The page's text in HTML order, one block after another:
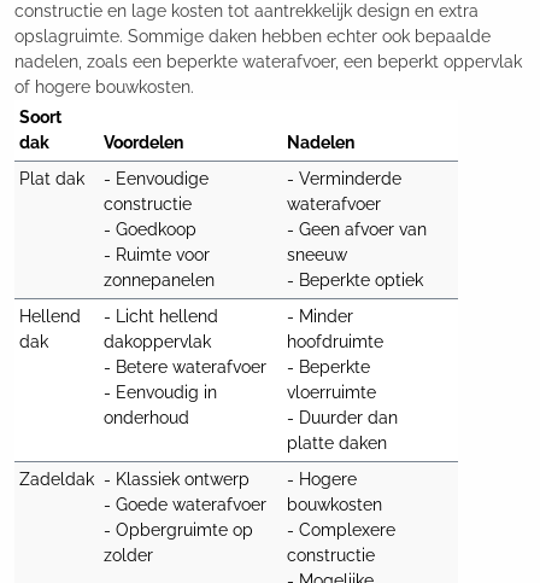
constructie en lage kosten tot aantrekkelijk design en extra
opslagruimte. Sommige daken hebben echter ook bepaalde
nadelen, zoals een beperkte waterafvoer, een beperkt oppervlak
of hogere bouwkosten.
Soort
dak
Voordelen
Nadelen
Plat dak
- Eenvoudige
constructie
- Goedkoop
- Ruimte voor
zonnepanelen
- Verminderde
waterafvoer
- Geen afvoer van
sneeuw
- Beperkte optiek
Hellend
dak
- Licht hellend
dakoppervlak
- Betere waterafvoer
- Eenvoudig in
onderhoud
- Minder
hoofdruimte
- Beperkte
vloerruimte
- Duurder dan
platte daken
Zadeldak - Klassiek ontwerp
- Goede waterafvoer
- Opbergruimte op
zolder
- Hogere
bouwkosten
- Complexere
constructie